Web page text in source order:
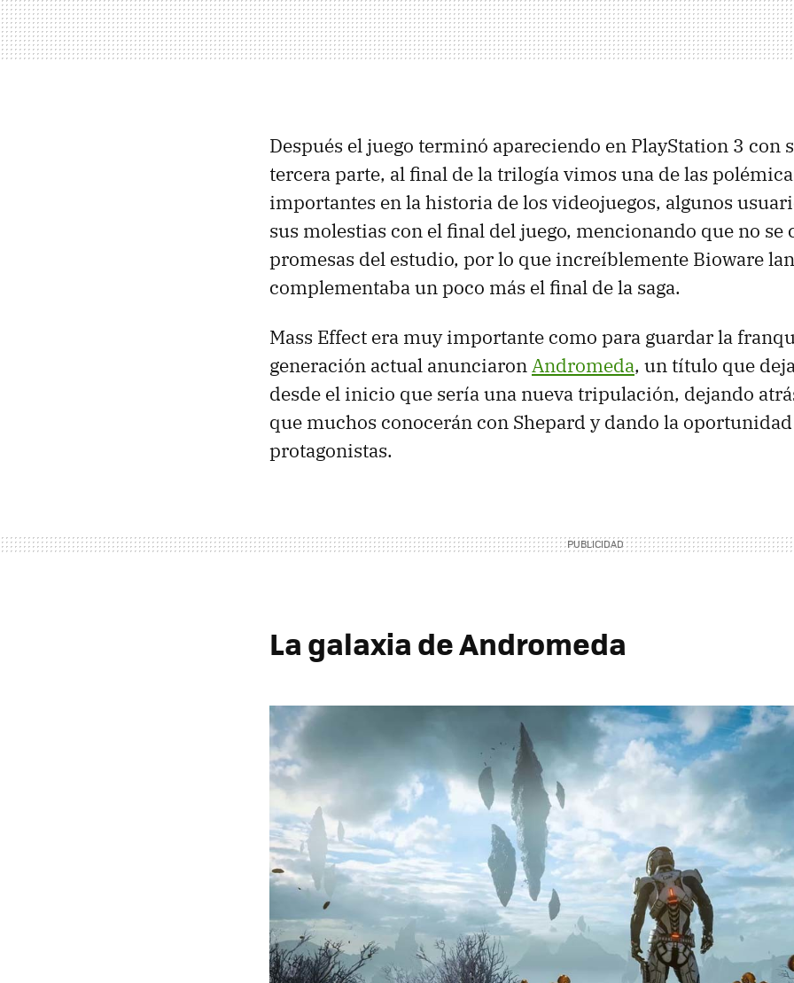
Después el juego terminó apareciendo en PlayStation 3 con
tercera parte, al final de la trilogía vimos una de las
importantes en la historia de los videojuegos, algunos
sus molestias con el final del juego, mencionando que no se
promesas del estudio, por lo que increíblemente Bioware
complementaba un poco más el final de la saga.
Mass Effect era muy importante como para guardar la
generación actual anunciaron Andromeda, un título que
desde el inicio que sería una nueva tripulación, dejando
que muchos conocerán con Shepard y dando la
protagonistas.
La galaxia de Andromeda